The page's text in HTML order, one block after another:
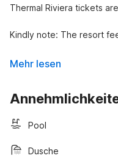
Thermal Riviera tickets
Kindly note: The resort
Mehr lesen
Pool
Dusche